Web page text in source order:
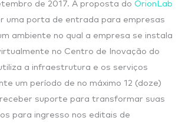
de 2017. A proposta do OrionLab
uma porta de entrada para empresas
ambiente no qual a empresa se instala
no Centro de Inovação do
a infraestrutura e os serviços
um período de no máximo 12 (doze)
suporte para transformar suas
para ingresso nos editais de